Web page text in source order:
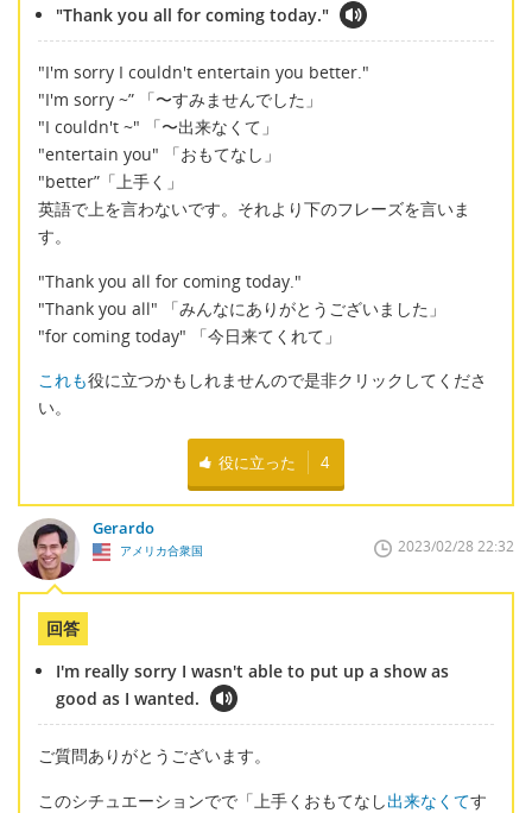
"Thank you all for coming today."
"I'm sorry I couldn't entertain you better."
"I'm sorry ~” 「〜すみませんでした」
"I couldn't ~" 「〜出来なくて」
"entertain you" 「おもてなし」
"better”「上手く」
英語で上を言わないです。それより下のフレーズを言いま
す。
"Thank you all for coming today."
"Thank you all" 「みんなにありがとうございました」
"for coming today" 「今日来てくれて」
これも役に立つかもしれませんので是非クリックしてくださ
い。
役に立った 4
Gerardo
アメリカ合衆国 2023/02/28 22:32
回答
I'm really sorry I wasn't able to put up a show as
good as I wanted.
ご質問ありがとうございます。
このシチュエーションでで「上手くおもてなし出来なくてす